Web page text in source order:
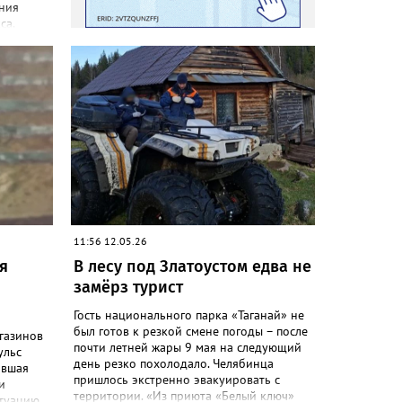
в
с
оценка
11:56 12.05.26
В лесу под Златоустом едва не
замёрз турист
Гость национального парка «Таганай» не
был готов к резкой смене погоды – после
почти летней жары 9 мая на следующий
день резко похолодало. Челябинца
пришлось экстренно эвакуировать с
территории. «Из приюта «Белый ключ»